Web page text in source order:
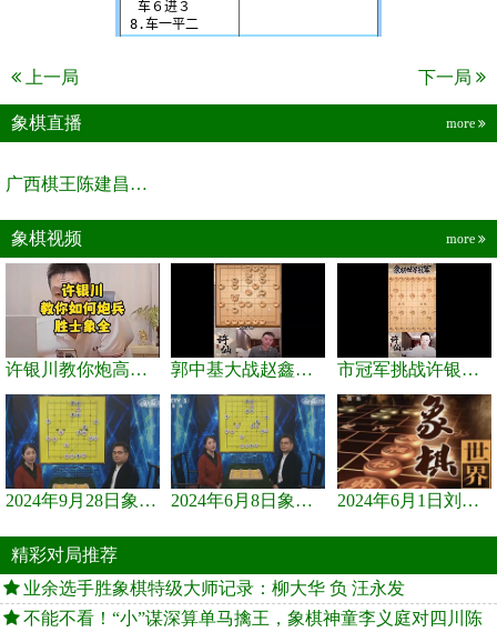
上一局 下一局
象棋直播 more
广西棋王陈建昌直播间
象棋视频 more
许银川教你炮高兵士象全如何赢士象全，简单四步即可 郭中基大战赵鑫鑫，许银川激情讲解 市冠军挑战许银川，急进中兵变化真激烈！
2024年9月28日象棋世界栏目，刘君、蒋川讲解了第九届杨官璘杯象棋... 2024年6月8日象棋世界，刘君、蒋川讲解了第九届杨官璘杯全国象棋... 2024年6月1日刘君、蒋川讲解第三届上海杯象棋大师赛谢靖与李少庚...
精彩对局推荐
业余选手胜象棋特级大师记录：柳大华 负 汪永发
不能不看！“小”谋深算单马擒王，象棋神童李义庭对四川陈